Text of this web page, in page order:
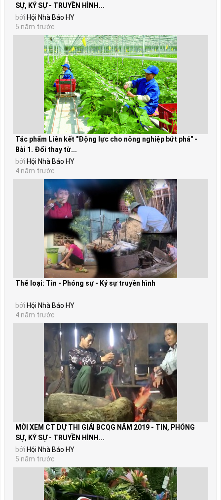
SỰ, KÝ SỰ - TRUYỀN HÌNH...
bởi Hội Nhà Báo HY
5 năm trước
Tác phẩm Liên kết "Động lực cho nông nghiệp bứt phá" -
Bài 1. Đổi thay từ...
bởi Hội Nhà Báo HY
4 năm trước
Thể loại: Tin - Phóng sự - Ký sự truyền hình
bởi Hội Nhà Báo HY
4 năm trước
MỜI XEM CT DỰ THI GIẢI BCQG NĂM 2019 - TIN, PHÓNG
SỰ, KÝ SỰ - TRUYỀN HÌNH...
bởi Hội Nhà Báo HY
5 năm trước